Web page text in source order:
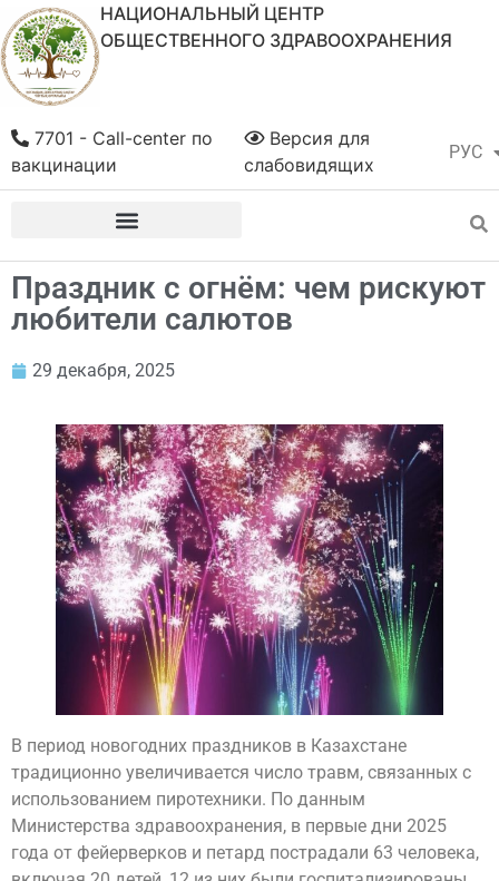
НАЦИОНАЛЬНЫЙ ЦЕНТР
ОБЩЕСТВЕННОГО ЗДРАВООХРАНЕНИЯ
РУС
ҚАЗ
Версия для
слабовидящих
7701 - Call-center по
вакцинации
Праздник с огнём: чем рискуют
любители салютов
29 декабря, 2025
В период новогодних праздников в Казахстане
традиционно увеличивается число травм, связанных с
использованием пиротехники. По данным
Министерства здравоохранения, в первые дни 2025
года от фейерверков и петард пострадали 63 человека,